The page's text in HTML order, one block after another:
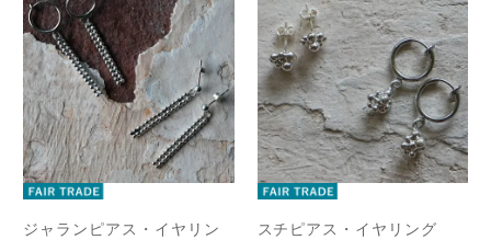
ジャランピアス・イヤリン
スチピアス・イヤリング